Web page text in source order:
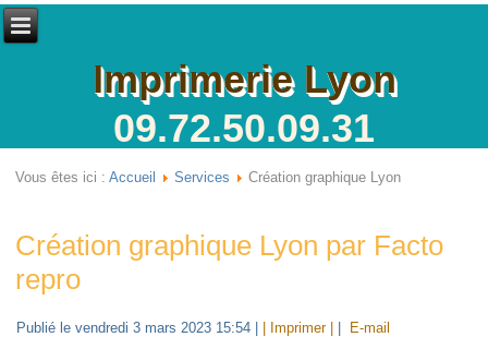
Imprimerie Lyon
09.72.50.09.31
Vous êtes ici :Accueil Services Création graphique Lyon
Création graphique Lyon par Facto
repro
Publié le vendredi 3 mars 2023 15:54 | Imprimer |
E-mail